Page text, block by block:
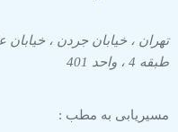
طبقه 4 ، واحد 401
مسیریابی به مطب :